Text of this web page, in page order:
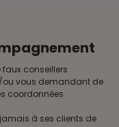
faux conseillers
ou vous demandant de
coordonnées
à ses clients de